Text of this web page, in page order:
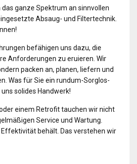
ganze Spektrum an sinnvollen
Absaug- und Filtertechnik.
befähigen uns dazu, die
Anforderungen zu eruieren. Wir
packen an, planen, liefern und
Was für Sie ein rundum-Sorglos-
solides Handwerk!
einem Retrofit tauchen wir nicht
Service und Wartung.
behält. Das verstehen wir